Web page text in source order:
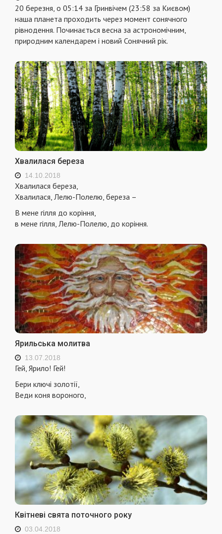
20 березня, о 05:14 за Гринвічем (23:58 за Києвом)
наша планета проходить через момент сонячного
рівнодення. Починається весна за астрономічним,
природним календарем і новий Сонячний рік.
Хвалилася береза
14.10.2018
Хвалилася береза,
Хвалилася, Лелю-Полелю, береза –
В мене гiлля до корiння,
в мене гiлля, Лелю-Полелю, до корiння.
Ярильська молитва
13.07.2018
Гей, Ярило! Гей!
Бери ключі золотії,
Веди коня вороного,
Квітневі свята поточного року
03.04.2018